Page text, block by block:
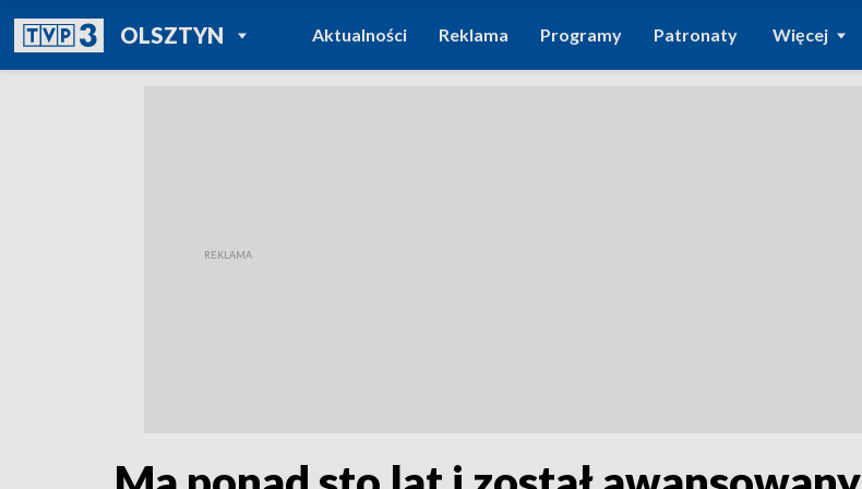
OLSZTYNPOWRÓT DO
TVP REGIONY
Aktualności Reklama Programy Patronaty Więcej